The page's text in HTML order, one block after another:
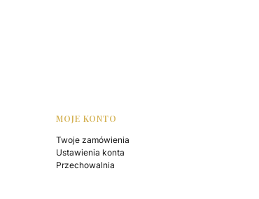
MOJE KONTO
Twoje zamówienia
Ustawienia konta
Przechowalnia